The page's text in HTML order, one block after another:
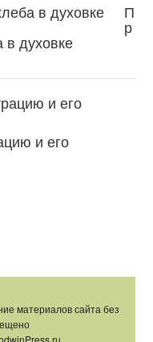
П
р
в духовке
и его
материалов сайта без